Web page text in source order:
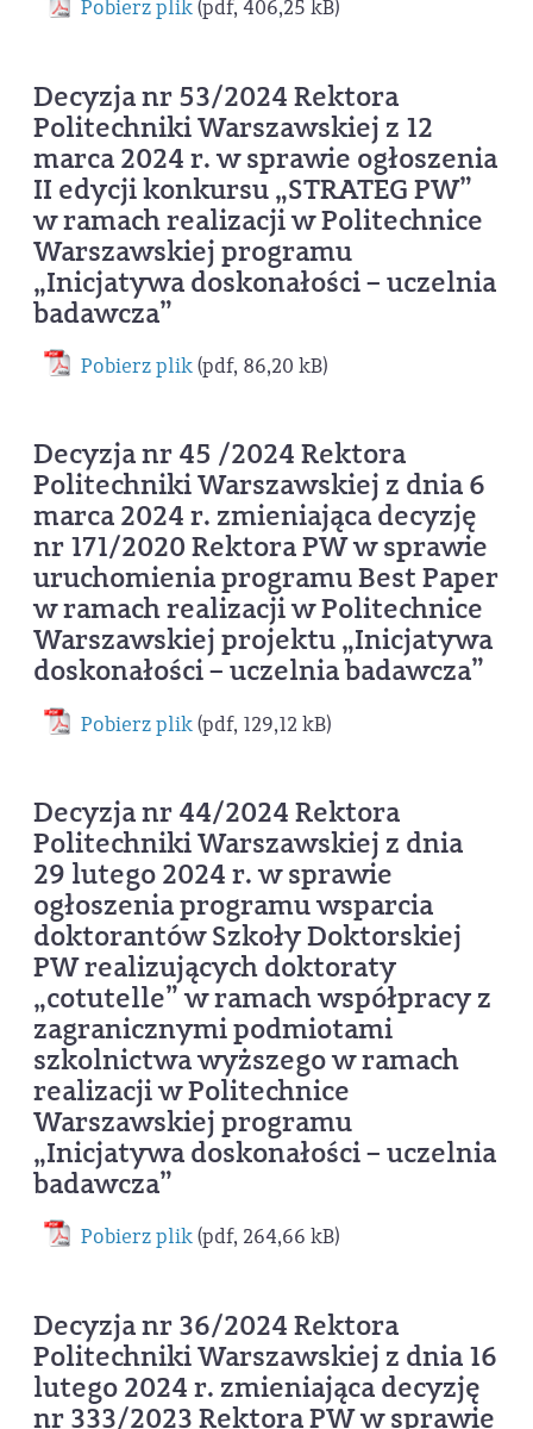
Pobierz plik(pdf, 406,25 kB)
Decyzja nr 53/2024 Rektora
Politechniki Warszawskiej z 12
marca 2024 r. w sprawie ogłoszenia
II edycji konkursu „STRATEG PW”
w ramach realizacji w Politechnice
Warszawskiej programu
„Inicjatywa doskonałości – uczelnia
badawcza”
Pobierz plik(pdf, 86,20 kB)
Decyzja nr 45 /2024 Rektora
Politechniki Warszawskiej z dnia 6
marca 2024 r. zmieniająca decyzję
nr 171/2020 Rektora PW w sprawie
uruchomienia programu Best Paper
w ramach realizacji w Politechnice
Warszawskiej projektu „Inicjatywa
doskonałości – uczelnia badawcza”
Pobierz plik(pdf, 129,12 kB)
Decyzja nr 44/2024 Rektora
Politechniki Warszawskiej z dnia
29 lutego 2024 r. w sprawie
ogłoszenia programu wsparcia
doktorantów Szkoły Doktorskiej
PW realizujących doktoraty
„cotutelle” w ramach współpracy z
zagranicznymi podmiotami
szkolnictwa wyższego w ramach
realizacji w Politechnice
Warszawskiej programu
„Inicjatywa doskonałości – uczelnia
badawcza”
Pobierz plik(pdf, 264,66 kB)
Decyzja nr 36/2024 Rektora
Politechniki Warszawskiej z dnia 16
lutego 2024 r. zmieniająca decyzję
nr 333/2023 Rektora PW w sprawie